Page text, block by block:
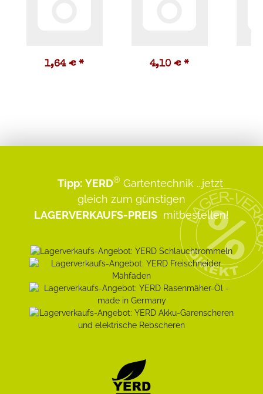
1,64 € * 4,10 € *
Tipp: YERD® Gartentechnik ...jetzt
gleich zum günstigen
LAGERVERKAUFS-PREIS mitbestellen!